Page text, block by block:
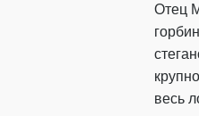
Отец
весь